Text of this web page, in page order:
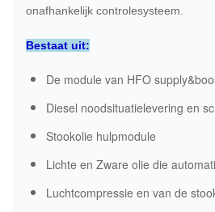
onafhankelijk controlesysteem.
Bestaat uit:
De module van HFO
Diesel noodsituatielevering en
Stookolie hulpmodule
Lichte en Zware olie die
Luchtcompressie en van de